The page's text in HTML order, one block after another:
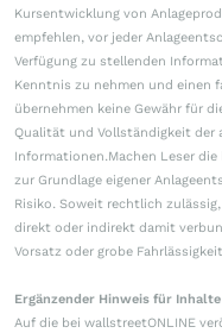
Kursentwicklung von
empfehlen, vor jeder
Verfügung zu stellenden
Kenntnis zu nehmen und einen
übernehmen keine Gewähr für
Qualität und Vollständigkeit der
Informationen.Machen Leser
zur Grundlage eigener
Risiko. Soweit rechtlich
direkt oder indirekt damit
Vorsatz oder grobe
Ergänzender Hinweis für
Auf die bei wallstreetONLINE